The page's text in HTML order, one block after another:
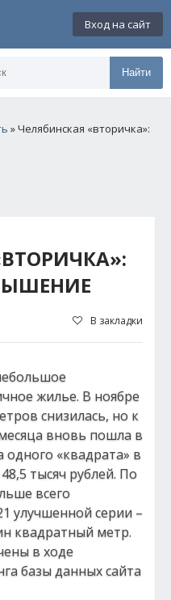
Вход на сайт
Найти
» Челябинская «вторичка»:
В закладки
жилье. В ноябре
снизилась, но к
вновь пошла в
одного «квадрата» в
тысяч рублей. По
всего
улучшенной серии –
квадратный метр.
в ходе
базы данных сайта